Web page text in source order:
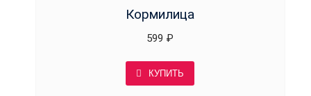
Кормилица
599 ₽
КУПИТЬ